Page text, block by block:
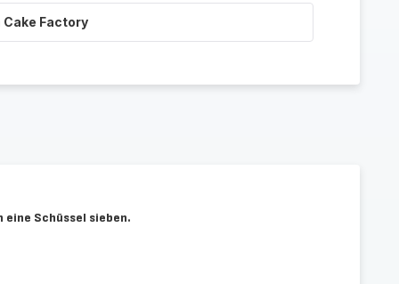
Factory
eine Schüssel sieben.